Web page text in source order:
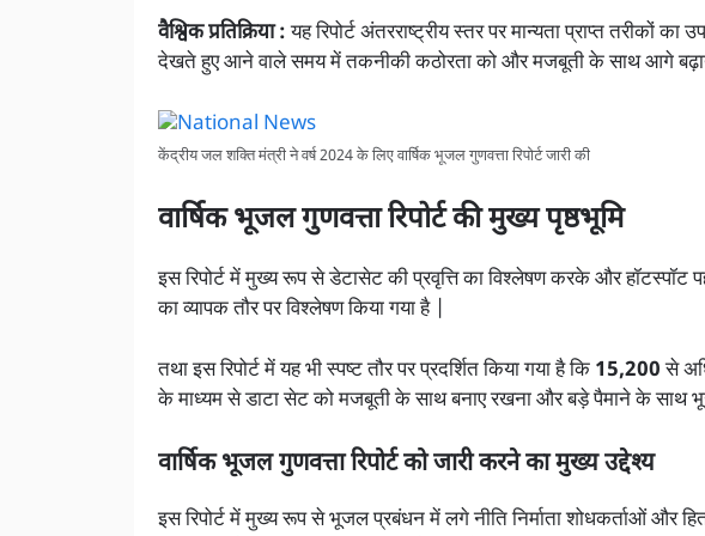
वैश्विक प्रतिक्रिया :यह रिपोर्ट अंतरराष्ट्रीय स्तर पर मान्यता प्राप्त तरीकों
देखते हुए आने वाले समय में तकनीकी कठोरता को और मजबूती के साथ आगे
केंद्रीय जल शक्ति मंत्री ने वर्ष 2024 के लिए वार्षिक भूजल गुणवत्ता रिपोर्ट जारी की
वार्षिक भूजल गुणवत्ता रिपोर्ट की मुख्य पृष्ठभूमि
इस रिपोर्ट में मुख्य रूप से डेटासेट की प्रवृत्ति का विश्लेषण करके और
का व्यापक तौर पर विश्लेषण किया गया है |
तथा इस रिपोर्ट में यह भी स्पष्ट तौर पर प्रदर्शित किया गया है कि 15,200से
के माध्यम से डाटा सेट को मजबूती के साथ बनाए रखना और बड़े पैमाने के साथ
वार्षिक भूजल गुणवत्ता रिपोर्ट को जारी करने का मुख्य उद्देश्य
इस रिपोर्ट में मुख्य रूप से भूजल प्रबंधन में लगे नीति निर्माता शोधकर्ताओं और